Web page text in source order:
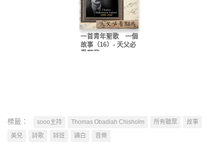
一首青年聖歌 一個
故事（16）- 天父必
看顧我
標籤： sooo主持 Thomas Obadiah Chisholm 所有聽眾
故事
美兒
詩歌 詩班 讀白 音樂